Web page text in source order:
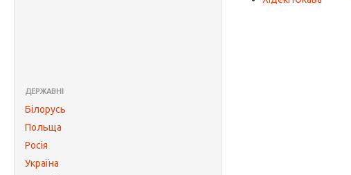
ДЕРЖАВНІ
Білорусь
Польща
Росія
Україна